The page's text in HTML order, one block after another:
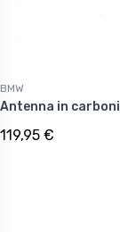
BMW
Antenna in
119,95 €